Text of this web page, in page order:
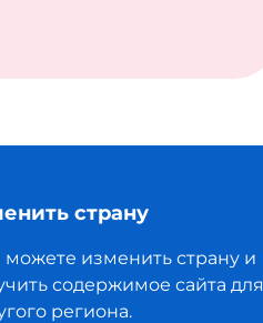
страну
изменить страну и
содержимое сайта для
региона.